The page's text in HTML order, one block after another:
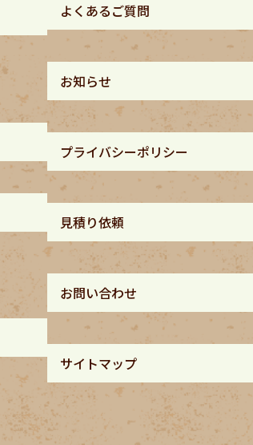
よくあるご質問
お知らせ
プライバシーポリシー
見積り依頼
お問い合わせ
サイトマップ